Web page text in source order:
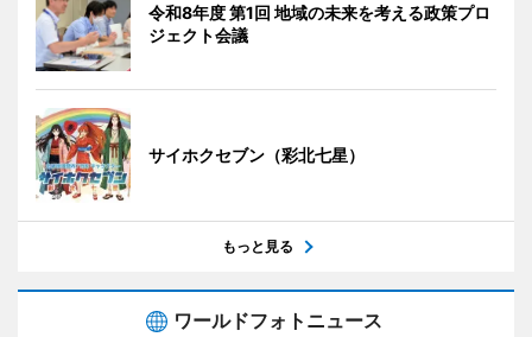
令和8年度 第1回 地域の未来を考える政策プロ
ジェクト会議
サイホクセブン（彩北七星）
もっと見る
ワールドフォトニュース